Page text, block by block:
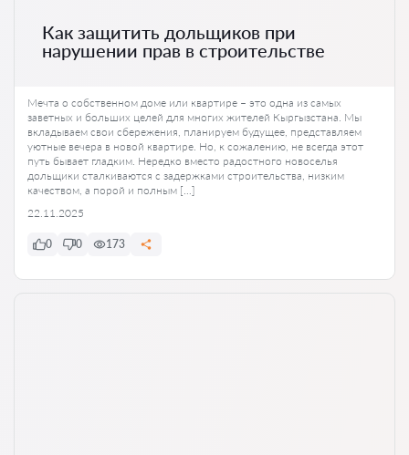
Как защитить дольщиков при
нарушении прав в строительстве
Мечта о собственном доме или квартире – это одна из самых
заветных и больших целей для многих жителей Кыргызстана. Мы
вкладываем свои сбережения, планируем будущее, представляем
уютные вечера в новой квартире. Но, к сожалению, не всегда этот
путь бывает гладким. Нередко вместо радостного новоселья
дольщики сталкиваются с задержками строительства, низким
качеством, а порой и полным […]
22.11.2025
0 0 173